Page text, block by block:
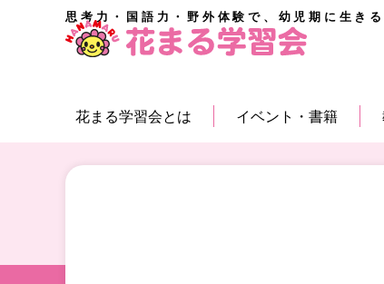
思考力・国語力・野外体験で、幼児期に生きる
花まる学習会とは イベント・書籍